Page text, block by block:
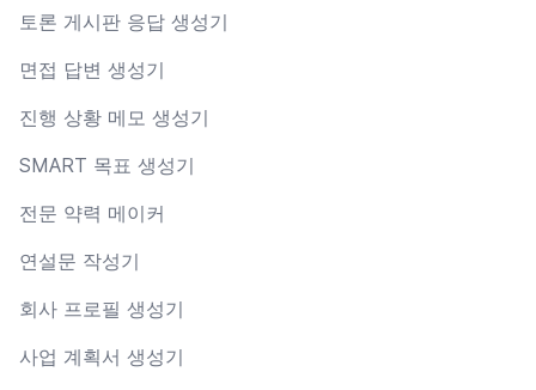
토론 게시판 응답 생성기
면접 답변 생성기
진행 상황 메모 생성기
SMART 목표 생성기
전문 약력 메이커
연설문 작성기
회사 프로필 생성기
사업 계획서 생성기